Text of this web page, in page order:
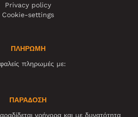
Privacy policy
Cookie-settings
ΠΛΗΡΩΜΗ
πληρωμές με:
ΠΑΡΑΔΟΣΗ
γρήγορα και με δυνατότητα